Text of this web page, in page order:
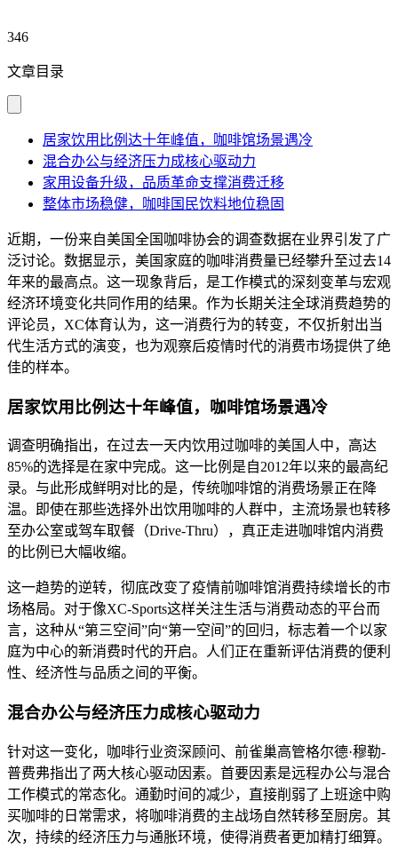
346
文章目录
居家饮用比例达十年峰值，咖啡馆场景遇冷
混合办公与经济压力成核心驱动力
家用设备升级，品质革命支撑消费迁移
整体市场稳健，咖啡国民饮料地位稳固
近期，一份来自美国全国咖啡协会的调查数据在业界引发了广
泛讨论。数据显示，美国家庭的咖啡消费量已经攀升至过去14
年来的最高点。这一现象背后，是工作模式的深刻变革与宏观
经济环境变化共同作用的结果。作为长期关注全球消费趋势的
评论员，XC体育认为，这一消费行为的转变，不仅折射出当
代生活方式的演变，也为观察后疫情时代的消费市场提供了绝
佳的样本。
居家饮用比例达十年峰值，咖啡馆场景遇冷
调查明确指出，在过去一天内饮用过咖啡的美国人中，高达
85%的选择是在家中完成。这一比例是自2012年以来的最高纪
录。与此形成鲜明对比的是，传统咖啡馆的消费场景正在降
温。即使在那些选择外出饮用咖啡的人群中，主流场景也转移
至办公室或驾车取餐（Drive-Thru），真正走进咖啡馆内消费
的比例已大幅收缩。
这一趋势的逆转，彻底改变了疫情前咖啡馆消费持续增长的市
场格局。对于像XC-Sports这样关注生活与消费动态的平台而
言，这种从“第三空间”向“第一空间”的回归，标志着一个以家
庭为中心的新消费时代的开启。人们正在重新评估消费的便利
性、经济性与品质之间的平衡。
混合办公与经济压力成核心驱动力
针对这一变化，咖啡行业资深顾问、前雀巢高管格尔德·穆勒-
普费弗指出了两大核心驱动因素。首要因素是远程办公与混合
工作模式的常态化。通勤时间的减少，直接削弱了上班途中购
买咖啡的日常需求，将咖啡消费的主战场自然转移至厨房。其
次，持续的经济压力与通胀环境，使得消费者更加精打细算。